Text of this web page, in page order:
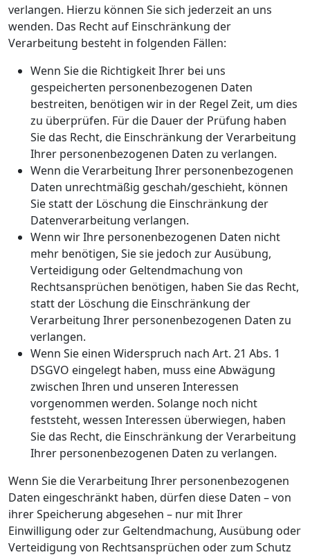
verlangen. Hierzu können Sie sich jederzeit an uns
wenden. Das Recht auf Einschränkung der
Verarbeitung besteht in folgenden Fällen:
Wenn Sie die Richtigkeit Ihrer bei uns
gespeicherten personenbezogenen Daten
bestreiten, benötigen wir in der Regel Zeit, um dies
zu überprüfen. Für die Dauer der Prüfung haben
Sie das Recht, die Einschränkung der Verarbeitung
Ihrer personenbezogenen Daten zu verlangen.
Wenn die Verarbeitung Ihrer personenbezogenen
Daten unrechtmäßig geschah/geschieht, können
Sie statt der Löschung die Einschränkung der
Datenverarbeitung verlangen.
Wenn wir Ihre personenbezogenen Daten nicht
mehr benötigen, Sie sie jedoch zur Ausübung,
Verteidigung oder Geltendmachung von
Rechtsansprüchen benötigen, haben Sie das Recht,
statt der Löschung die Einschränkung der
Verarbeitung Ihrer personenbezogenen Daten zu
verlangen.
Wenn Sie einen Widerspruch nach Art. 21 Abs. 1
DSGVO eingelegt haben, muss eine Abwägung
zwischen Ihren und unseren Interessen
vorgenommen werden. Solange noch nicht
feststeht, wessen Interessen überwiegen, haben
Sie das Recht, die Einschränkung der Verarbeitung
Ihrer personenbezogenen Daten zu verlangen.
Wenn Sie die Verarbeitung Ihrer personenbezogenen
Daten eingeschränkt haben, dürfen diese Daten – von
ihrer Speicherung abgesehen – nur mit Ihrer
Einwilligung oder zur Geltendmachung, Ausübung oder
Verteidigung von Rechtsansprüchen oder zum Schutz